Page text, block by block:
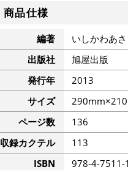
商品仕様
編著
いしかわあさ
出版社
旭屋出版
発行年
2013
サイズ
ページ数
136
収録カクテル
113
ISBN
978-4-7511-